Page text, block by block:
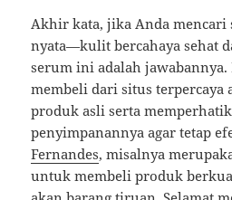
Akhir kata, jika Anda mencari
nyata—kulit bercahaya sehat
serum ini adalah
membeli dari situs terpercaya
produk asli serta
penyimpanannya agar tetap
Fernandes, misalnya
untuk membeli produk